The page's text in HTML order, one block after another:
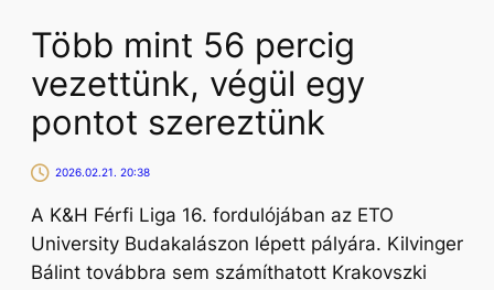
Több mint 56 percig
vezettünk, végül egy
pontot szereztünk
2026.02.21. 20:38
A K&H Férfi Liga 16. fordulójában az ETO
University Budakalászon lépett pályára. Kilvinger
Bálint továbbra sem számíthatott Krakovszki